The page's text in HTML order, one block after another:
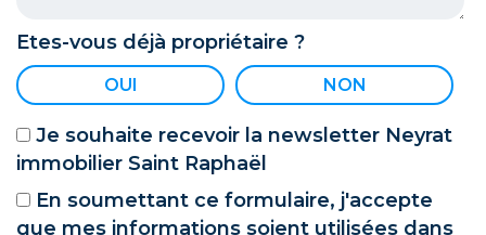
Etes-vous déjà propriétaire ?
OUI NON
Je souhaite recevoir la newsletter Neyrat
immobilier Saint Raphaël
En soumettant ce formulaire, j'accepte
que mes informations soient utilisées dans